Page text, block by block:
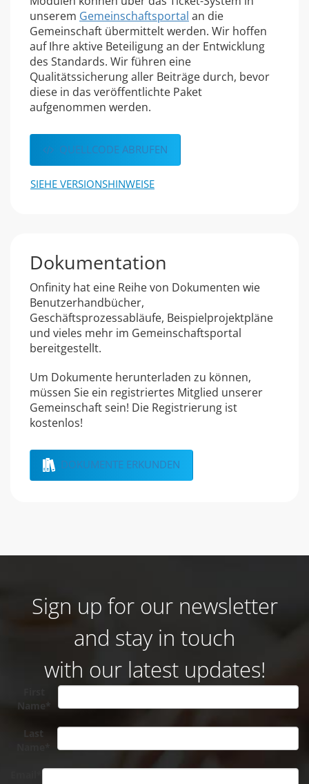
unserem Gemeinschaftsportal an die
Gemeinschaft übermittelt werden. Wir hoffen
auf Ihre aktive Beteiligung an der Entwicklung
des Standards. Wir führen eine
Qualitätssicherung aller Beiträge durch, bevor
diese in das veröffentlichte Paket
aufgenommen werden.
QUELLCODE ABRUFEN
SIEHE VERSIONSHINWEISE
Dokumentation
Onfinity hat eine Reihe von Dokumenten wie
Benutzerhandbücher,
Geschäftsprozessabläufe, Beispielprojektpläne
und vieles mehr im Gemeinschaftsportal
bereitgestellt.
Um Dokumente herunterladen zu können,
müssen Sie ein registriertes Mitglied unserer
Gemeinschaft sein! Die Registrierung ist
kostenlos!
DOKUMENTE ERKUNDEN
Sign up for our newsletter
and stay in touch
with our latest updates!
Name*
Last